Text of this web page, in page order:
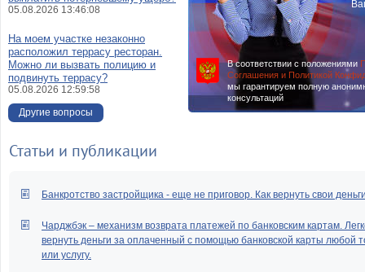
В соответствии с положениями
Соглашения и Политикой
мы гарантируем полную
консультаций
05.08.2026 13:46:08
На моем участке незаконно
расположил террасу ресторан.
Можно ли вызвать полицию и
подвинуть террасу?
05.08.2026 12:59:58
Другие вопросы
Статьи и публикации
Банкротство застройщика - еще не приговор. Как вернуть свои
Чарджбэк – механизм возврата платежей по банковским картам.
вернуть деньги за оплаченный с помощью банковской карты любой
или услугу.